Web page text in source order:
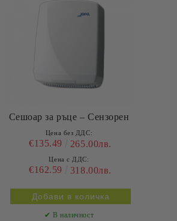
Сешоар за ръце – Сензорен
Цена без ДДС:
€135.49 265.00лв.
Цена с ДДС:
€162.59 318.00лв.
✔ В наличност